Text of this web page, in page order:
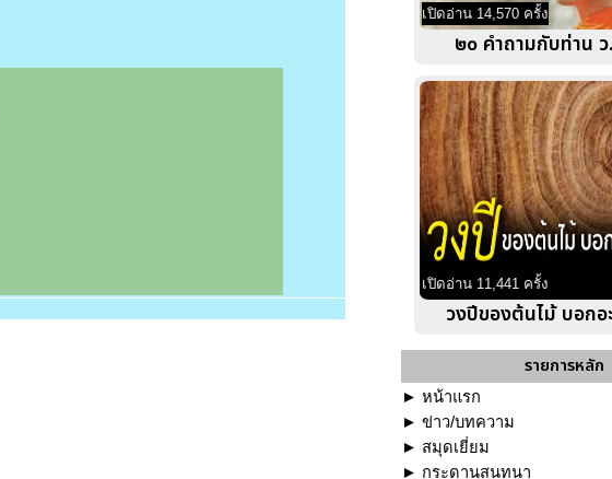
เปิดอ่าน 14,570 ครั้ง
๒๐ คำถามกับท่าน ว
เปิดอ่าน 11,441 ครั้ง
วงปีของต้นไม้ บอกอ
รายการหลัก
► หน้าแรก
► ข่าว/บทความ
► สมุดเยี่ยม
► กระดานสนทนา